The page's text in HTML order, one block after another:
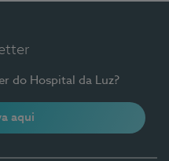
do Hospital da Luz?
aqui